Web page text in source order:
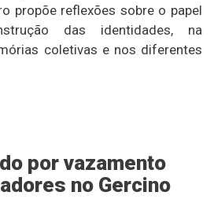
propõe reflexões sobre o papel
das identidades, na
coletivas e nos diferentes
por vazamento
no Gercino